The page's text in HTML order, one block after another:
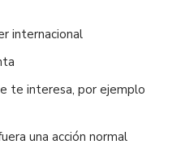
internacional
te interesa, por ejemplo
una acción normal